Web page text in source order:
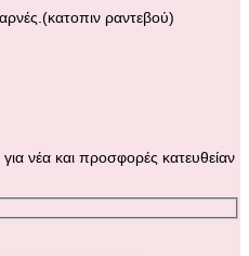
ραντεβού)
νέα και προσφορές κατευθείαν